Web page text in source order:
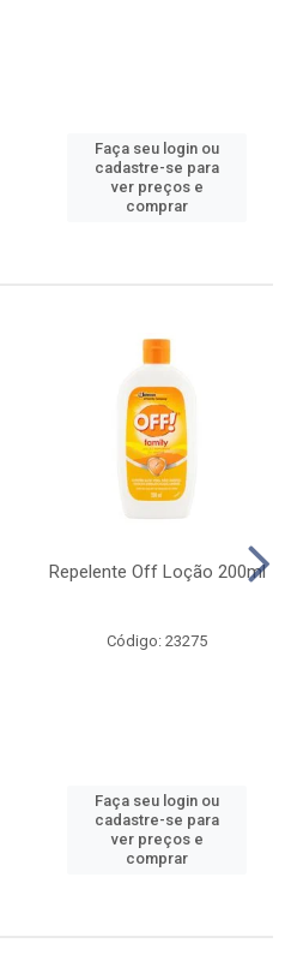
Faça seu login ou
cadastre-se para
ver preços e
comprar
Repelente Off Loção 200ml
Código: 23275
Faça seu login ou
cadastre-se para
ver preços e
comprar